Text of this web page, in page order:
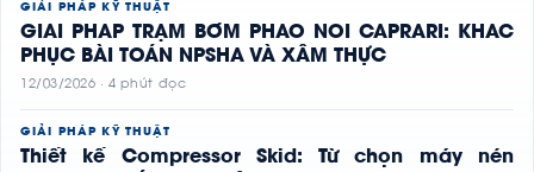
GIẢI PHÁP KỸ THUẬT
GIẢI PHÁP TRẠM BƠM PHAO NỔI CAPRARI: KHẮC
PHỤC BÀI TOÁN NPSHA VÀ XÂM THỰC
12/03/2026 · 4 phút đọc
GIẢI PHÁP KỸ THUẬT
Thiết kế Compressor Skid: Từ chọn máy nén